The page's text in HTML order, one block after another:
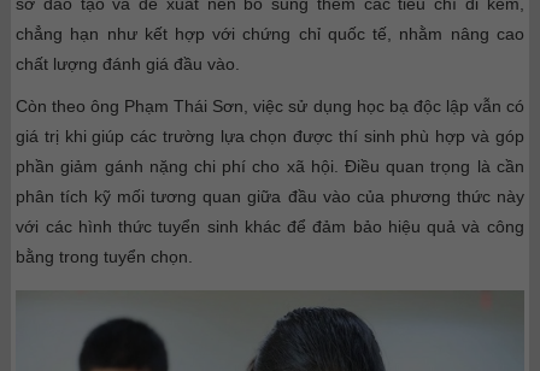
sở đào tạo và đề xuất nên bổ sung thêm các tiêu chí đi kèm,
chẳng hạn như kết hợp với chứng chỉ quốc tế, nhằm nâng cao
chất lượng đánh giá đầu vào.
Còn theo ông Phạm Thái Sơn, việc sử dụng học bạ độc lập vẫn có
giá trị khi giúp các trường lựa chọn được thí sinh phù hợp và góp
phần giảm gánh nặng chi phí cho xã hội. Điều quan trọng là cần
phân tích kỹ mối tương quan giữa đầu vào của phương thức này
với các hình thức tuyển sinh khác để đảm bảo hiệu quả và công
bằng trong tuyển chọn.